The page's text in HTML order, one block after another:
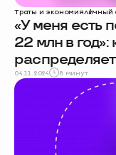
Траты и экономияличный
«У меня есть
22 млн в год»:
04.11.2024 8 минут